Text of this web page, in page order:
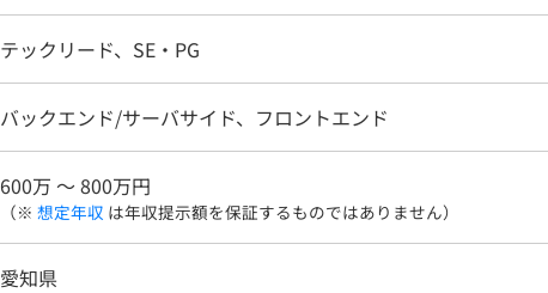
テックリード、SE・PG
バックエンド/サーバサイド、フロントエンド
600万 〜 800万円
（※ 想定年収 は年収提示額を保証するものではありません）
愛知県